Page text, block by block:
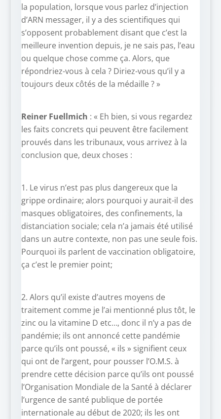
la population, lorsque vous parlez d’injection
d’ARN messager, il y a des scientifiques qui
s’opposent probablement disant que c’est la
meilleure invention depuis, je ne sais pas, l’eau
ou quelque chose comme ça. Alors, que
répondriez-vous à cela ? Diriez-vous qu’il y a
toujours deux côtés de la médaille ? »
Reiner Fuellmich : « Eh bien, si vous regardez
les faits concrets qui peuvent être facilement
prouvés dans les tribunaux, vous arrivez à la
conclusion que, deux choses :
1. Le virus n’est pas plus dangereux que la
grippe ordinaire; alors pourquoi y aurait-il des
masques obligatoires, des confinements, la
distanciation sociale; cela n’a jamais été utilisé
dans un autre contexte, non pas une seule fois.
Pourquoi ils parlent de vaccination obligatoire,
ça c’est le premier point;
2. Alors qu’il existe d’autres moyens de
traitement comme je l’ai mentionné plus tôt, le
zinc ou la vitamine D etc…, donc il n’y a pas de
pandémie; ils ont annoncé cette pandémie
parce qu’ils ont poussé, « ils » signifient ceux
qui ont de l’argent, pour pousser l’O.M.S. à
prendre cette décision parce qu’ils ont poussé
l’Organisation Mondiale de la Santé à déclarer
l’urgence de santé publique de portée
internationale au début de 2020; ils les ont